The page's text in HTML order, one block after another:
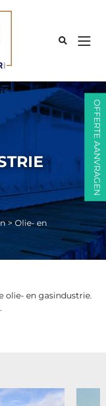
>Olie- en
OFFERTE AANVRAGEN
olie- en gasindustrie.